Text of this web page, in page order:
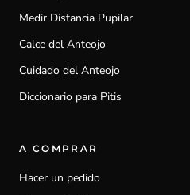
Medir Distancia Pupilar
Calce del Anteojo
Cuidado del Anteojo
Diccionario para Pitis
A COMPRAR
Hacer un pedido